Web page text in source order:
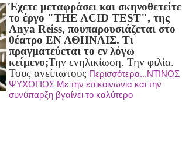
Έχετε μεταφράσει και σκηνοθετείτε
το έργο "THE ACID TEST", της
Anya Reiss, πουπαρουσιάζεται στο
θέατρο ΕΝ ΑΘΗΝΑΙΣ. Τι
πραγματεύεται το εν λόγω
κείμενο;Την ενηλικίωση. Την φιλία.
Τους ανείπωτους Περισσότερα...NTINOΣ
ΨΥΧΟΓΙΟΣ Με την επικοινωνία και την
συνύπαρξη βγαίνει το καλύτερο